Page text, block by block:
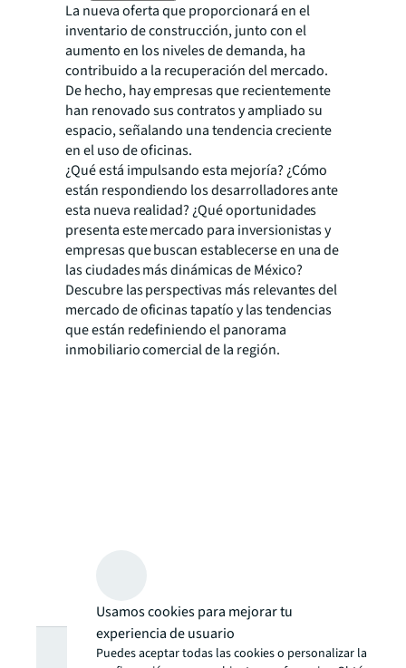
La nueva oferta que proporcionará en el
inventario de construcción, junto con el
aumento en los niveles de demanda, ha
contribuido a la recuperación del mercado.
De hecho, hay empresas que recientemente
han renovado sus contratos y ampliado su
espacio, señalando una tendencia creciente
en el uso de oficinas.
¿Qué está impulsando esta mejoría? ¿Cómo
están respondiendo los desarrolladores ante
esta nueva realidad? ¿Qué oportunidades
presenta este mercado para inversionistas y
empresas que buscan establecerse en una de
las ciudades más dinámicas de México?
Descubre las perspectivas más relevantes del
mercado de oficinas tapatío y las tendencias
que están redefiniendo el panorama
inmobiliario comercial de la región.
¿Buscas más
Usamos cookies para mejorar tu
experiencia de usuario
Puedes aceptar todas las cookies o personalizar la